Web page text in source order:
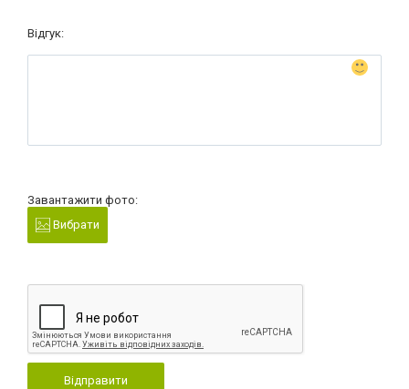
Відгук:
Завантажити фото:
Вибрати
Відправити